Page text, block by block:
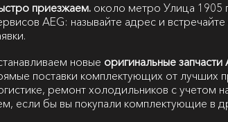
приезжаем. около метро Улица 1905
AEG: называйте адрес и
новые оригинальные запчасти
поставки комплектующих от лучших
ремонт холодильников с учетом
если бы вы покупали комплектующие в